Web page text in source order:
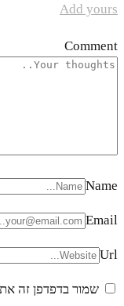
Add yours
Comment
Name
Email
Url
שמור בדפדפן זה